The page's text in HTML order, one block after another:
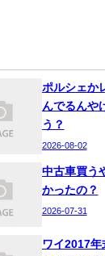
ポルシェか
んでるんや
う？
2026-08-02
中古車買う
かったの？
2026-07-31
ワイ2017年